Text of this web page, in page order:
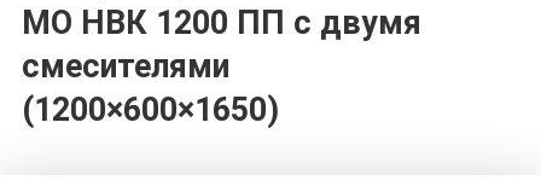
МО НВК 1200 ПП с двумя
смесителями
(1200×600×1650)